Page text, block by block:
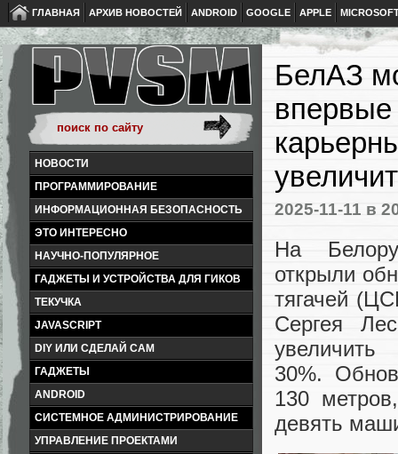
ГЛАВНАЯ АРХИВ НОВОСТЕЙ ANDROID GOOGLE APPLE
НОВОСТИ
ПРОГРАММИРОВАНИЕ
ИНФОРМАЦИОННАЯ БЕЗОПАСНОСТЬ
ЭТО ИНТЕРЕСНО
НАУЧНО-ПОПУЛЯРНОЕ
ГАДЖЕТЫ И УСТРОЙСТВА ДЛЯ ГИКОВ
ТЕКУЧКА
JAVASCRIPT
DIY ИЛИ СДЕЛАЙ САМ
ГАДЖЕТЫ
ANDROID
СИСТЕМНОЕ АДМИНИСТРИРОВАНИЕ
УПРАВЛЕНИЕ ПРОЕКТАМИ
БелАЗ
впервые
2025-11-11 в
На
открыли
тягачей
Сергея
30%.
130
девять